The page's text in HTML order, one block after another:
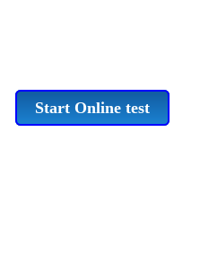
Start Online test